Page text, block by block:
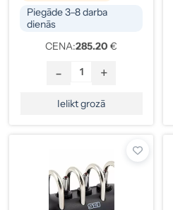
Piegāde 3–8 darba
dienās
CENA:285.20 €
- +
Ielikt grozā